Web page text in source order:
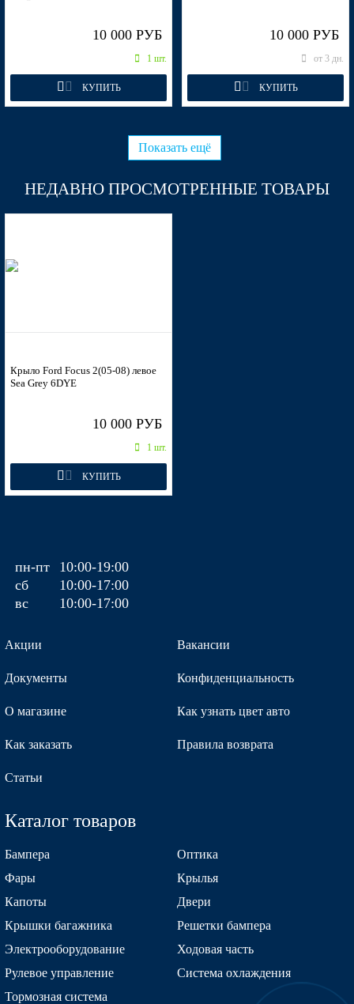
10 000 РУБ
1 шт.
КУПИТЬ
10 000 РУБ
от 3 дн.
КУПИТЬ
Показать ещё
НЕДАВНО ПРОСМОТРЕННЫЕ ТОВАРЫ
Крыло Ford Focus 2(05-08) левое
Sea Grey 6DYE
10 000 РУБ
1 шт.
КУПИТЬ
пн-пт 10:00-19:00
сб
10:00-17:00
вс
10:00-17:00
Акции Вакансии
Документы Конфиденциальность
О магазине Как узнать цвет авто
Как заказать Правила возврата
Статьи
Каталог товаров
Бампера
Оптика
Фары
Крылья
Капоты
Двери
Крышки багажника
Решетки бампера
Электрооборудование
Ходовая часть
Рулевое управление
Система охлаждения
Тормозная система